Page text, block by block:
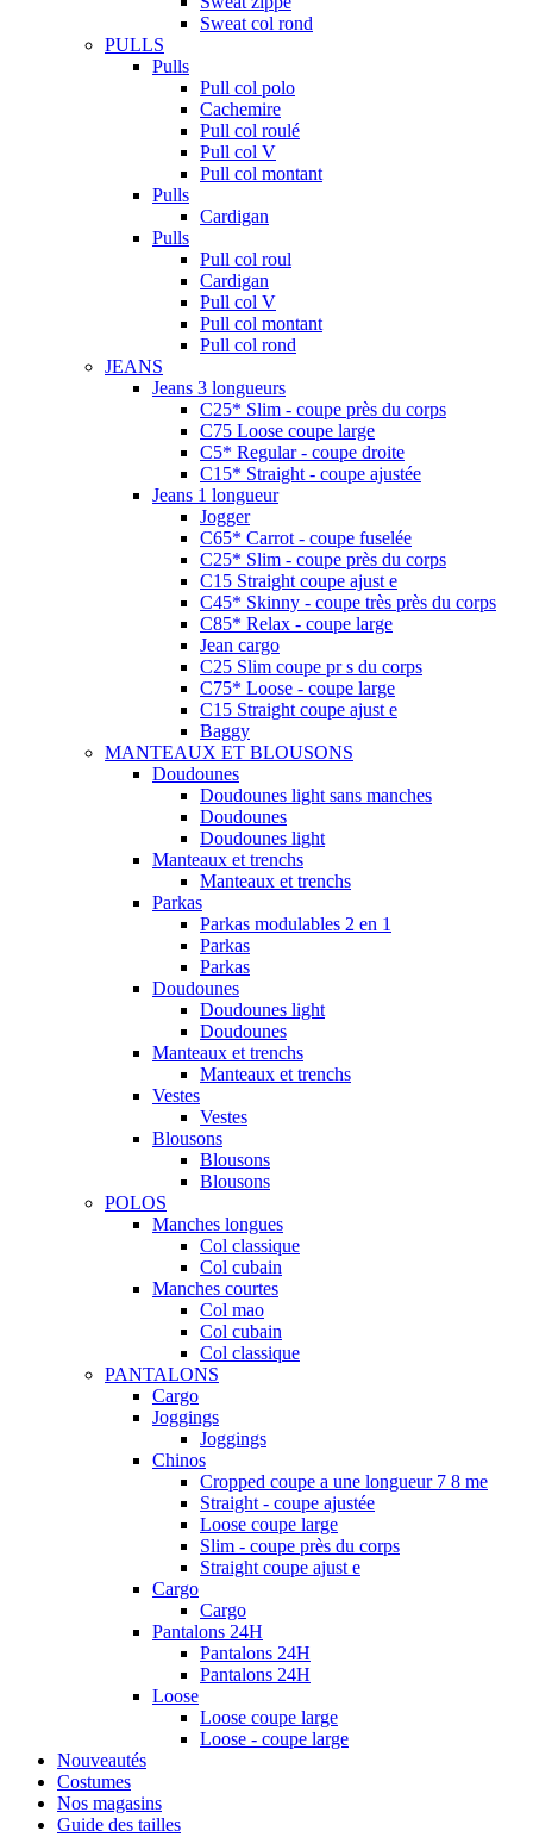
Sweat col rond
PULLS
Pulls
Pull col polo
Cachemire
Pull col roulé
Pull col V
Pull col montant
Pulls
Cardigan
Pulls
Pull col roul
Cardigan
Pull col V
Pull col montant
Pull col rond
JEANS
Jeans 3 longueurs
C25* Slim - coupe près du corps
C75 Loose coupe large
C5* Regular - coupe droite
C15* Straight - coupe ajustée
Jeans 1 longueur
Jogger
C65* Carrot - coupe fuselée
C25* Slim - coupe près du corps
C15 Straight coupe ajust e
C45* Skinny - coupe très près du corps
C85* Relax - coupe large
Jean cargo
C25 Slim coupe pr s du corps
C75* Loose - coupe large
C15 Straight coupe ajust e
Baggy
MANTEAUX ET BLOUSONS
Doudounes
Doudounes light sans manches
Doudounes
Doudounes light
Manteaux et trenchs
Manteaux et trenchs
Parkas
Parkas modulables 2 en 1
Parkas
Parkas
Doudounes
Doudounes light
Doudounes
Manteaux et trenchs
Manteaux et trenchs
Vestes
Vestes
Blousons
Blousons
Blousons
POLOS
Manches longues
Col classique
Col cubain
Manches courtes
Col mao
Col cubain
Col classique
PANTALONS
Cargo
Joggings
Joggings
Chinos
Cropped coupe a une longueur 7 8 me
Straight - coupe ajustée
Loose coupe large
Slim - coupe près du corps
Straight coupe ajust e
Cargo
Cargo
Pantalons 24H
Pantalons 24H
Pantalons 24H
Loose
Loose coupe large
Loose - coupe large
Nouveautés
Costumes
Nos magasins
Guide des tailles